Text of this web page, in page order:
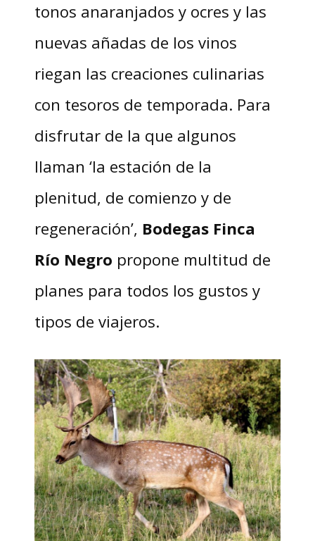
tonos anaranjados y ocres y las
nuevas añadas de los vinos
riegan las creaciones culinarias
con tesoros de temporada. Para
disfrutar de la que algunos
llaman ‘la estación de la
plenitud, de comienzo y de
regeneración’, Bodegas Finca
Río Negro propone multitud de
planes para todos los gustos y
tipos de viajeros.